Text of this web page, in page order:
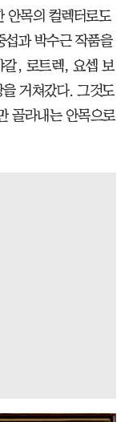
안목의 컬렉터로도
섭과 박수근 작품을
갈, 로트렉, 요셉 보
거쳐갔다. 그것도
골라내는 안목으로